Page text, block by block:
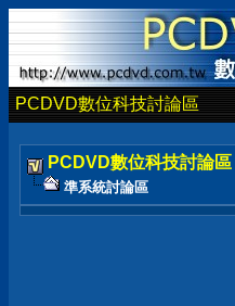
PCDVD數位科技討論區
PCDVD數位科技討論區
準系統討論區